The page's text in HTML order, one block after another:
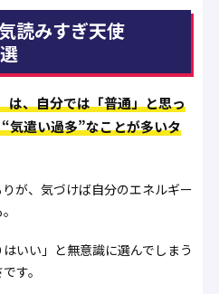
読みすぎ天使
は、自分では「普通」と思っ
気遣い過多”なことが多いタ
が、気づけば自分のエネルギー
いい」と無意識に選んでしまう
す。